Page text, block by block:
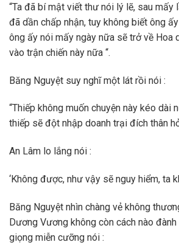
“Ta đã bí mật viết thư nói lý lẽ, sau mấy
đã dần chấp nhận, tuy không biết ông
ông ấy nói mấy ngày nữa sẽ trở về Hoa
vào trận chiến này nữa “.
Băng Nguyệt suy nghĩ một lát rồi nói :
“Thiếp không muốn chuyện này kéo dài
thiếp sẽ đột nhập doanh trại đích thân
An Lâm lo lắng nói :
‘Không được, như vậy sẽ nguy hiểm, ta
Băng Nguyệt nhìn chàng vẻ không
Dương Vương không còn cách nào
giọng miễn cưỡng nói :